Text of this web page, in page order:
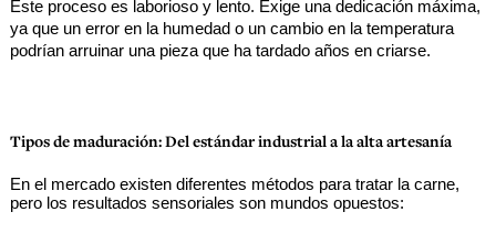
Este proceso es laborioso y lento. Exige una dedicación máxima,
ya que un error en la humedad o un cambio en la temperatura
podrían arruinar una pieza que ha tardado años en criarse.
Tipos de maduración: Del estándar industrial a la alta artesanía
En el mercado existen diferentes métodos para tratar la carne,
pero los resultados sensoriales son mundos opuestos: